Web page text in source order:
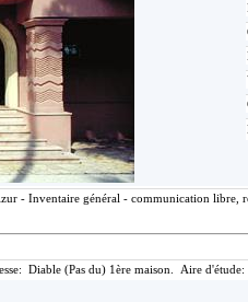
- Inventaire général - communication libre,
Diable (Pas du) 1ère maison. Aire